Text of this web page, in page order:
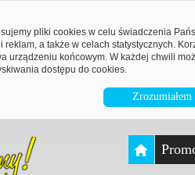
pliki cookies w celu świadczenia
a także w celach statystycznych.
urządzeniu końcowym. W każdej chwili
dostępu do cookies.
Zrozumiałem